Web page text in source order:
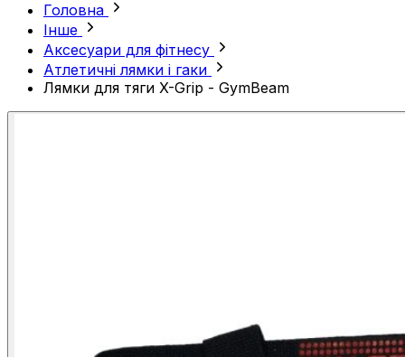
Головна
Інше
Аксесуари для фітнесу
Атлетичні лямки і гаки
Лямки для тяги X-Grip - GymBeam